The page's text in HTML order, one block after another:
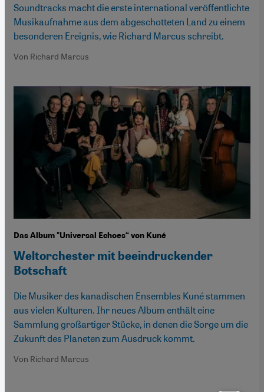
Soundtracks macht die erste international veröffentlichte
Musikaufnahme aus dem abgeschotteten Land zu einem
besonderen Ereignis, wie Richard Marcus schreibt.
Von Richard Marcus
Das Album "Universal Echoes“ von Kuné
Weltorchester mit beeindruckender
Botschaft
Die Musiker des kanadischen Ensembles Kuné stammen
aus vielen Kulturen. Ihr neues Album enthält eine
Sammlung großartiger Stücke, in denen die Sorge um die
Zukunft des Planeten zum Ausdruck kommt.
Von Richard Marcus